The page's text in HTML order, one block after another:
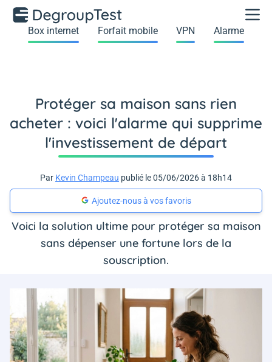
Box internet Forfait mobile VPN Alarme
Protéger sa maison sans rien
acheter : voici l'alarme qui supprime
l'investissement de départ
Par Kevin Champeau publié le 05/06/2026 à 18h14
Ajoutez-nous à vos favoris
Voici la solution ultime pour protéger sa maison
sans dépenser une fortune lors de la
souscription.